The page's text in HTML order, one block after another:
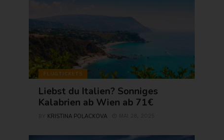
FLUGTICKETS
Liebst du Italien? Sonniges
Kalabrien ab Wien ab 71€
KRISTINA POLACKOVA